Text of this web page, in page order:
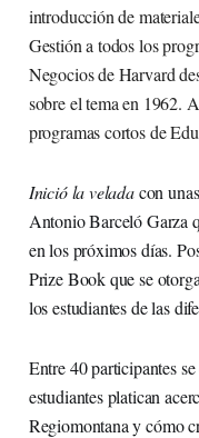
introducción de
Gestión a todos los
Negocios de Harvard
sobre el tema en 1962.
programas cortos de
Inició la veladacon
Antonio Barceló Garza
en los próximos días.
Prize Book que se
los estudiantes de las
Entre 40 participantes
estudiantes platican
Regiomontana y cómo